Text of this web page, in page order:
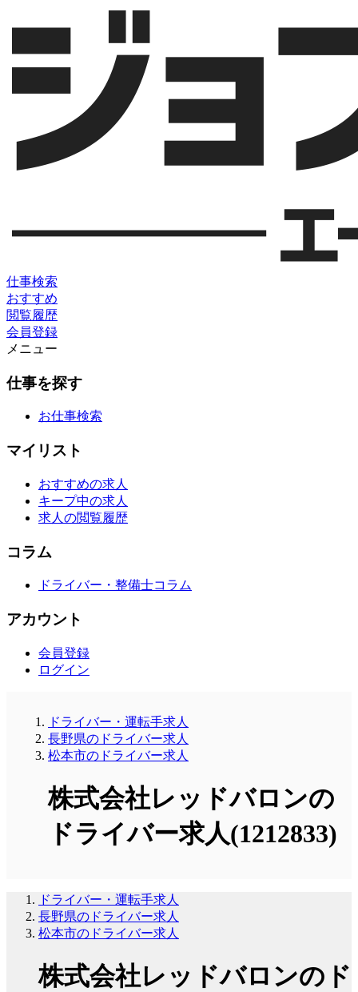
仕事検索
おすすめ
閲覧履歴
会員登録
メニュー
仕事を探す
お仕事検索
マイリスト
おすすめの求人
キープ中の求人
求人の閲覧履歴
コラム
ドライバー・整備士コラム
アカウント
会員登録
ログイン
ドライバー・運転手求人
長野県のドライバー求人
松本市のドライバー求人
株式会社レッドバロンの
ドライバー求人(1212833)
ドライバー・運転手求人
長野県のドライバー求人
松本市のドライバー求人
株式会社レッドバロンのド